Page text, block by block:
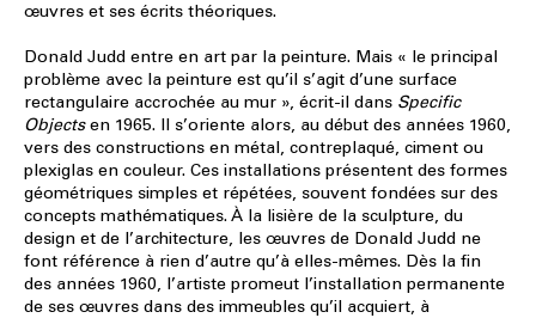
œuvres et ses écrits théoriques.
Donald Judd entre en art par la peinture. Mais « le principal
problème avec la peinture est qu’il s’agit d’une surface
rectangulaire accrochée au mur », écrit-il dans Specific
Objectsen 1965. Il s’oriente alors, au début des années 1960,
vers des constructions en métal, contreplaqué, ciment ou
plexiglas en couleur. Ces installations présentent des formes
géométriques simples et répétées, souvent fondées sur des
concepts mathématiques. À la lisière de la sculpture, du
design et de l’architecture, les œuvres de Donald Judd ne
font référence à rien d’autre qu’à elles-mêmes. Dès la fin
des années 1960, l’artiste promeut l’installation permanente
de ses œuvres dans des immeubles qu’il acquiert, à